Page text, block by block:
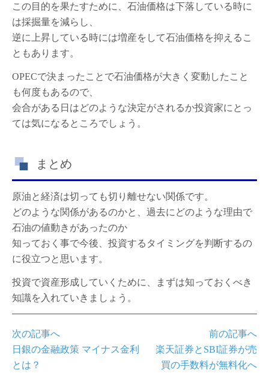
この目的を果たすために、石油価格は下落している時に
は採掘量を減らし、
逆に上昇している時には増産をして石油価格を抑えるこ
ともあります。
OPECで決まったことで石油価格が大きく変動したこと
も何度もあるので、
会合がある日はどのような決定がされるか投資家にとっ
ては気になるところでしょう。
まとめ
原油と経済は切っても切り離せない関係です。
どのような関係があるのかと、過去にどのような理由で
石油の値動きがあったのか
知っておく事で今後、投資するタイミングを判断するの
に役立つと思います。
投資で資産形成していくために、まずは知っておくべき
知識を入れていきましょう。
前の記事へ
楽天証券とSBI証券が売
買の手数料が無料化へ
次の記事へ
日銀の金融政策 マイナス金利
とは？